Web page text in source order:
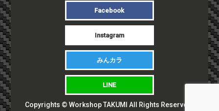
Facebook
Instagram
みんカラ
LINE
Copyrights © Workshop TAKUMI All Rights Reserved.